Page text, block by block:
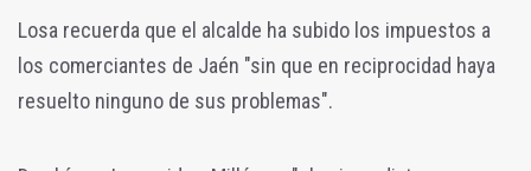
Losa recuerda que el alcalde ha subido los impuestos a
los comerciantes de Jaén "sin que en reciprocidad haya
resuelto ninguno de sus problemas".